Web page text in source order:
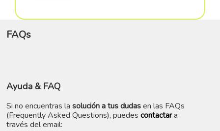
FAQs
Ayuda & FAQ
Si no encuentras lasolución a tus dudasen las FAQs
(Frequently Asked Questions), puedescontactara
través del email: